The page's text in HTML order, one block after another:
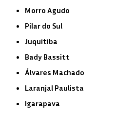
Morro Agudo
Pilar do Sul
Juquitiba
Bady Bassitt
Álvares Machado
Laranjal Paulista
Igarapava